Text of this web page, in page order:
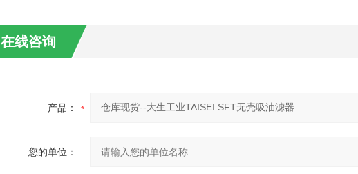
在线咨询
产品：
您的单位：